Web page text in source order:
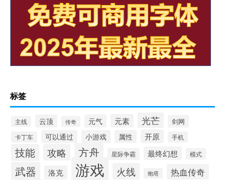
标签
主线 云顶 传奇 元气 元素 光芒 剑网
卡丁车 可以通过 小游戏 属性 开原 手机
技能 攻略 方舟 星际争霸 最终幻想 模式
武器 洛克 游戏 火线 炮塔 热血传奇